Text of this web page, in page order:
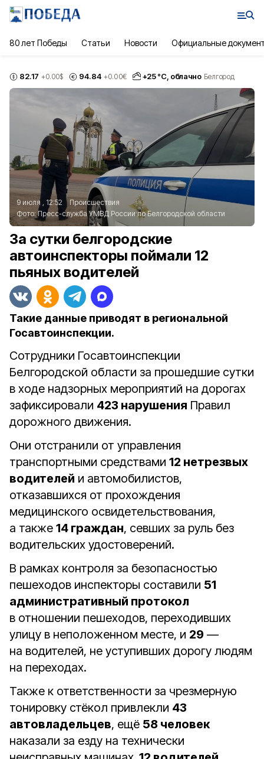
80 лет Победы Статьи Новости Официальные
82.17 +0.00$ 94.84 +0.00€ +25°С, облачно Белгород
9 июля , 12:52
Происшествия
Фото:Пресс-служба УМВД России по Белгородской области
За сутки белгородские
автоинспекторы поймали 12
пьяных водителей
Такие данные приводят в региональной
Госавтоинспекции.
Сотрудники Госавтоинспекции
Белгородской области за прошедшие сутки
в ходе надзорных мероприятий на дорогах
зафиксировали 423 нарушения Правил
дорожного движения.
Они отстранили от управления
транспортными средствами 12 нетрезвых
водителей и автомобилистов,
отказавшихся от прохождения
медицинского освидетельствования,
а также 14 граждан, севших за руль без
водительских удостоверений.
В рамках контроля за безопасностью
пешеходов инспекторы составили 51
административный протокол
в отношении пешеходов, переходивших
улицу в неположенном месте, и 29 —
на водителей, не уступивших дорогу людям
на переходах.
Также к ответственности за чрезмерную
тонировку стёкол привлекли 43
автовладельцев, ещё 58 человек
наказали за езду на технически